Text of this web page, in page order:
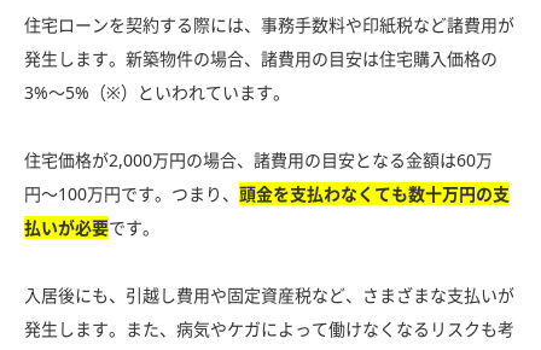
住宅ローンを契約する際には、事務手数料や印紙税など諸費用が
発生します。新築物件の場合、諸費用の目安は住宅購入価格の
3%〜5%（※）といわれています。
住宅価格が2,000万円の場合、諸費用の目安となる金額は60万
円〜100万円です。つまり、 頭金を支払わなくても数十万円の支
払いが必要です。
入居後にも、引越し費用や固定資産税など、さまざまな支払いが
発生します。また、病気やケガによって働けなくなるリスクも考